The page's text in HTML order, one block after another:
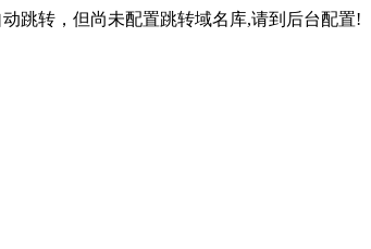
跳转，但尚未配置跳转域名库,请到后台配置!